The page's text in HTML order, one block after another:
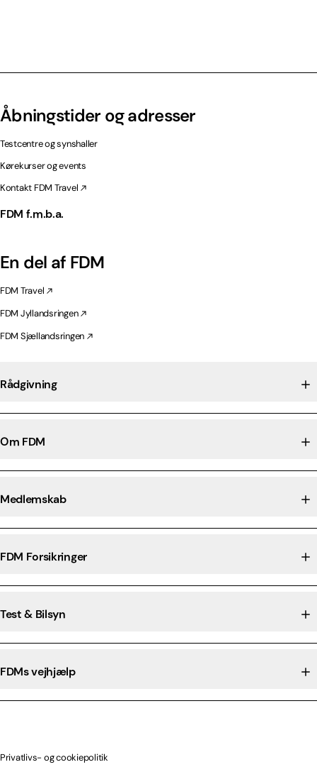
Åbningstider og adresser
Testcentre og synshaller
Kørekurser og events
Kontakt FDM Travel
FDM f.m.b.a.
En del af FDM
FDM Travel
FDM Jyllandsringen
FDM Sjællandsringen
Rådgivning
Om FDM
Medlemskab
FDM Forsikringer
Test & Bilsyn
FDMs vejhjælp
Privatlivs- og cookiepolitik